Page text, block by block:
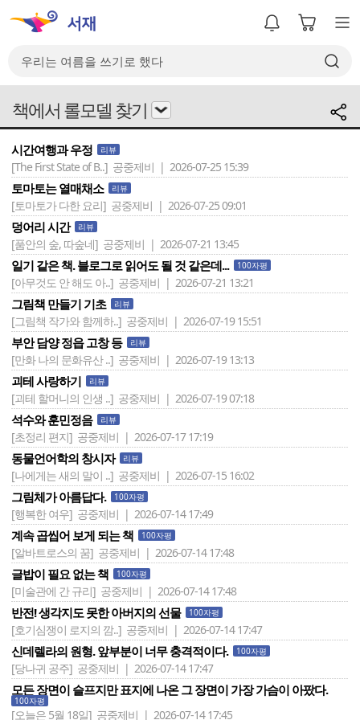
책에서 롤모델 찾기
시간여행과 우정 리뷰
[The First State of B..] 공중제비 | 2026-07-25 15:39
토마토는 열매채소 리뷰
[토마토가 다한 요리] 공중제비 | 2026-07-25 09:01
덩어리 시간 리뷰
[품안의 숲, 따숲네] 공중제비 | 2026-07-21 13:45
일기 같은 책. 블로그로 읽어도 될 것 같은데... 100자평
[아무것도 안 해도 아..] 공중제비 | 2026-07-21 13:21
그림책 만들기 기초 리뷰
[그림책 작가와 함께하..] 공중제비 | 2026-07-19 15:51
부안 담양 정읍 고창 등 리뷰
[만화 나의 문화유산 ..] 공중제비 | 2026-07-19 13:13
괴테 사랑하기 리뷰
[괴테 할머니의 인생 ..] 공중제비 | 2026-07-19 07:18
석수와 훈민정음 리뷰
[초정리 편지] 공중제비 | 2026-07-17 17:19
동물언어학의 창시자 리뷰
[나에게는 새의 말이 ..] 공중제비 | 2026-07-15 16:02
그림체가 아름답다. 100자평
[행복한 여우] 공중제비 | 2026-07-14 17:49
계속 곱씹어 보게 되는 책 100자평
[알바트로스의 꿈] 공중제비 | 2026-07-14 17:48
글밥이 필요 없는 책 100자평
[미술관에 간 규리] 공중제비 | 2026-07-14 17:48
반전! 생각지도 못한 아버지의 선물 100자평
[호기심쟁이 로지의 깜..] 공중제비 | 2026-07-14 17:47
신데렐라의 원형. 앞부분이 너무 충격적이다. 100자평
[당나귀 공주] 공중제비 | 2026-07-14 17:47
모든 장면이 슬프지만 표지에 나온 그 장면이 가장 가슴이 아팠다.
100자평
[오늘은 5월 18일] 공중제비 | 2026-07-14 17:45